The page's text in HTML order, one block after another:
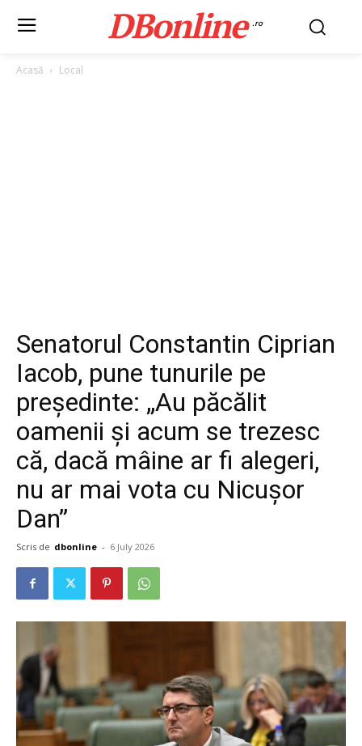
DBonline .ro
Acasă Local
Senatorul Constantin Ciprian
Iacob, pune tunurile pe
președinte: „Au păcălit
oamenii și acum se trezesc
că, dacă mâine ar fi alegeri,
nu ar mai vota cu Nicușor
Dan”
Scris de dbonline - 6 July 2026